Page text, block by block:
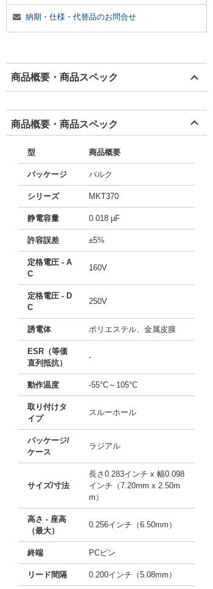
納期・仕様・代替品のお問合せ
商品概要・商品スペック
商品概要・商品スペック
型 商品概要
パッケージ バルク
シリーズ MKT370
静電容量 0.018 µF
許容誤差 ±5%
定格電圧 - A
C
160V
定格電圧 - D
C
250V
誘電体 ポリエステル、金属皮膜
ESR（等価
直列抵抗）
-
動作温度 -55°C～105°C
取り付けタ
イプ
スルーホール
パッケージ/
ケース
ラジアル
サイズ/寸法
長さ0.283インチ x 幅0.098
インチ（7.20mm x 2.50m
m）
高さ - 座高
（最大）
0.256インチ（6.50mm）
終端 PCピン
リード間隔 0.200インチ（5.08mm）